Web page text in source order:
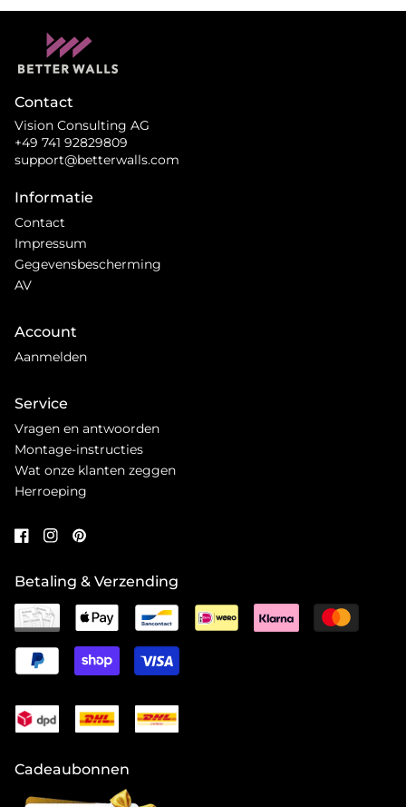
Contact
Vision Consulting AG
+49 741 92829809
support@betterwalls.com
Informatie
Contact
Impressum
Gegevensbescherming
AV
Account
Aanmelden
Service
Vragen en antwoorden
Montage-instructies
Wat onze klanten zeggen
Herroeping
Betaling & Verzending
Cadeaubonnen